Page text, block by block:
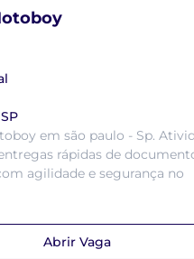
em são paulo - Sp.
rápidas de
agilidade e segurança no
Abrir Vaga